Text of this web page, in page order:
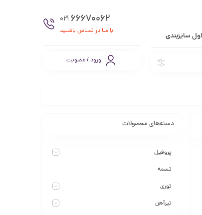
سایزبندی
66670062
021
با مـا در تمـاس باشـید
ورود / عضویت
دسته‌های محصولات
پروفیل
تسمه
توری
تیرآهن